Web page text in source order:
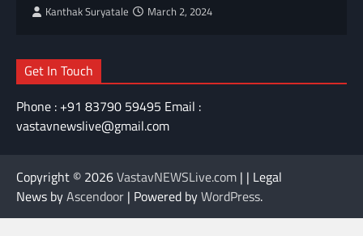
Kanthak Suryatale March 2, 2024
Get In Touch
Phone : +91 83790 59495 Email :
vastavnewslive@gmail.com
Copyright © 2026VastavNEWSLive.com | | Legal
News byAscendoor | Powered byWordPress.